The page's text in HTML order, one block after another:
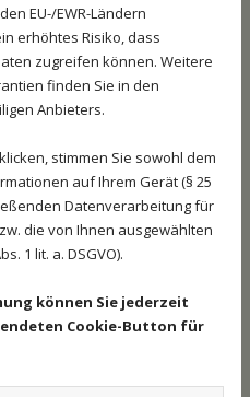
in Teil-oder
und
oder
Einrichtung
Behandlung
EU-/EWR-Ländern
erhöhtes Risiko, dass
zugreifen können. Weitere
finden Sie in den
Anbieters.
stimmen Sie sowohl dem
auf Ihrem Gerät (§ 25
Datenverarbeitung für
die von Ihnen ausgewählten
1 lit. a. DSGVO).
können Sie jederzeit
Cookie-Button für